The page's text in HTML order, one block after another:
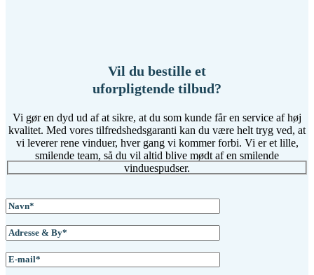
Vil du bestille et
uforpligtende tilbud?
Vi gør en dyd ud af at sikre, at du som kunde får en service af høj
kvalitet. Med vores tilfredshedsgaranti kan du være helt tryg ved, at
vi leverer rene vinduer, hver gang vi kommer forbi. Vi er et lille,
smilende team, så du vil altid blive mødt af en smilende
vinduespudser.